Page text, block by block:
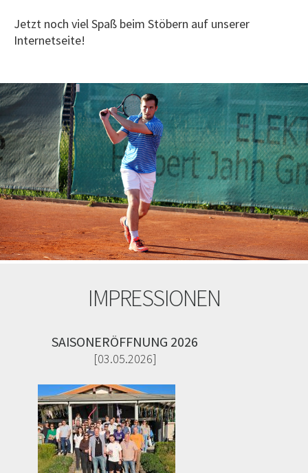
Jetzt noch viel Spaß beim Stöbern auf unserer
Internetseite!
IMPRESSIONEN
SAISONERÖFFNUNG 2026
[03.05.2026]